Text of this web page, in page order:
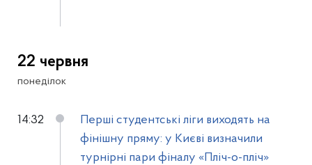
22 червня
понеділок
14:32
Перші студентські ліги виходять на
фінішну пряму: у Києві визначили
турнірні пари фіналу «Пліч-о-пліч»